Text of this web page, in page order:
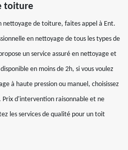
toiture
nettoyage de toiture, faites appel à Ent.
en nettoyage de tous les types de
un service assuré en nettoyage et
en moins de 2h, si vous voulez
à haute pression ou manuel, choisissez
d'intervention raisonnable et ne
les services de qualité pour un toit